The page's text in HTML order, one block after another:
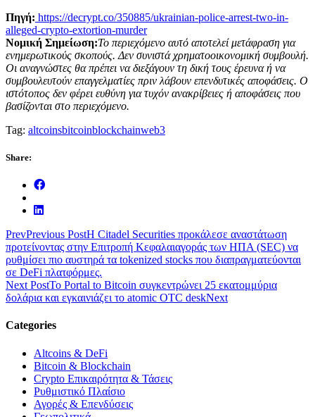
Πηγή: https://decrypt.co/350885/ukrainian-police-arrest-two-in-
alleged-crypto-extortion-murder
Νομική Σημείωση:Το περιεχόμενο αυτό αποτελεί μετάφραση για
ενημερωτικούς σκοπούς. Δεν συνιστά χρηματοοικονομική συμβουλή.
Οι αναγνώστες θα πρέπει να διεξάγουν τη δική τους έρευνα ή να
συμβουλευτούν επαγγελματίες πριν λάβουν επενδυτικές αποφάσεις. Ο
ιστότοπος δεν φέρει ευθύνη για τυχόν ανακρίβειες ή αποφάσεις που
βασίζονται στο περιεχόμενο.
Tag: altcoinsbitcoinblockchainweb3
Share:
PrevPrevious PostΗ Citadel Securities προκάλεσε αναστάτωση
προτείνοντας στην Επιτροπή Κεφαλαιαγοράς των ΗΠΑ (SEC) να
ρυθμίσει πιο αυστηρά τα tokenized stocks που διαπραγματεύονται
σε DeFi πλατφόρμες.
Next PostΤο Portal to Bitcoin συγκεντρώνει 25 εκατομμύρια
δολάρια και εγκαινιάζει το atomic OTC deskNext
Categories
Altcoins & DeFi
Bitcoin & Blockchain
Crypto Επικαιρότητα & Τάσεις
Ρυθμιστικό Πλαίσιο
Αγορές & Επενδύσεις